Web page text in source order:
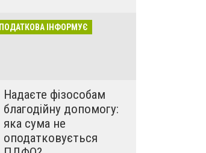
ПОДАТКОВА ІНФОРМУЄ
Надаєте фізособам
благодійну допомогу:
яка сума не
оподатковується